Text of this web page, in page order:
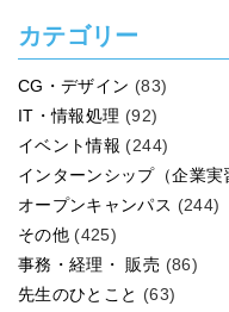
カテゴリー
CG・デザイン (83)
IT・情報処理 (92)
イベント情報 (244)
インターンシップ（企業実
オープンキャンパス (244)
その他 (425)
事務・経理・ 販売 (86)
先生のひとこと (63)